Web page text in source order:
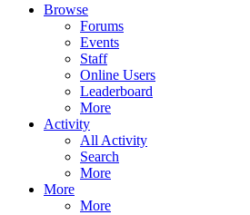
Browse
Forums
Events
Staff
Online Users
Leaderboard
More
Activity
All Activity
Search
More
More
More